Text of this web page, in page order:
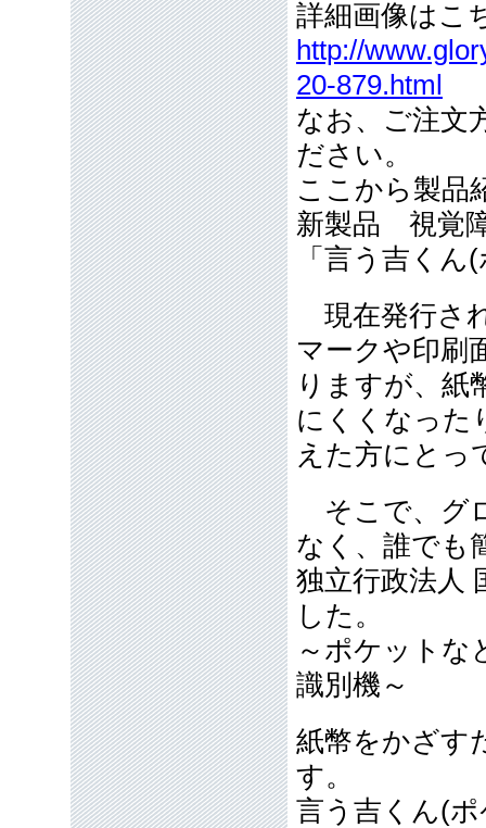
詳細画像はこ
http://
20-879.html
なお、ご注文
ださい。
ここから製品
新製品 視覚
「言う吉く
現在発行さ
マークや印刷
りますが、紙
にくくなった
えた方にとっ
そこで、グ
なく、誰でも
独立行政法人
した。
～ポケットな
識別機～
紙幣をかざす
す。
言う吉くん(